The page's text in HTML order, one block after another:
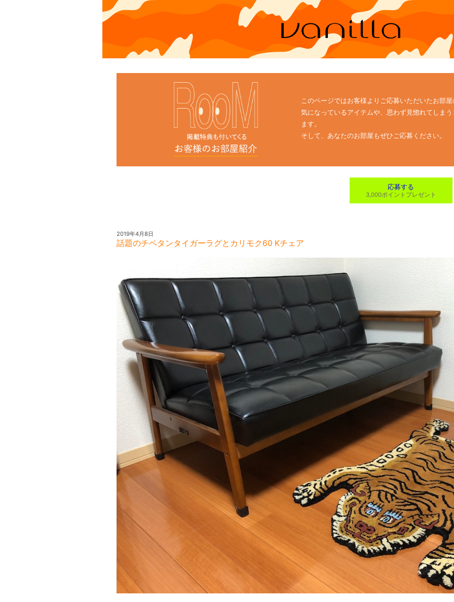
このページではお客様よりご応募いただいたお部屋
気になっているアイテムや、思わず見惚れてしま
ます。
そして、あなたのお部屋もぜひご応募ください。
応募する
2019年4月8日
話題のチベタンタイガーラグとカリモク60 Kチェア